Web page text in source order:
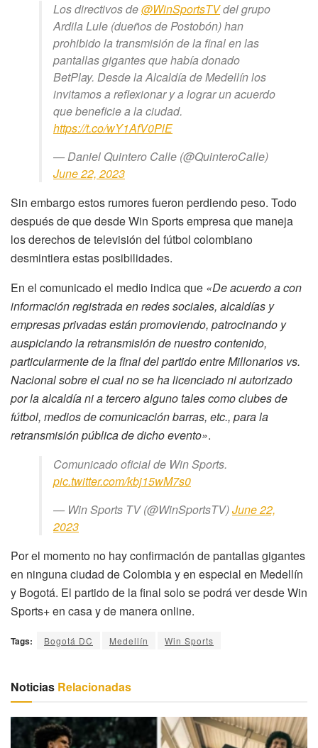
Los directivos de@WinSportsTVdel grupo
Ardila Lule (dueños de Postobón) han
prohibido la transmisión de la final en las
pantallas gigantes que había donado
BetPlay. Desde la Alcaldía de Medellín los
invitamos a reflexionar y a lograr un acuerdo
que beneficie a la ciudad.
https://t.co/wY1AfV0PlE
— Daniel Quintero Calle (@QuinteroCalle)
June 22, 2023
Sin embargo estos rumores fueron perdiendo peso. Todo
después de que desde Win Sports empresa que maneja
los derechos de televisión del fútbol colombiano
desmintiera estas posibilidades.
En el comunicado el medio indica que «De acuerdo a con
información registrada en redes sociales, alcaldías y
empresas privadas están promoviendo, patrocinando y
auspiciando la retransmisión de nuestro contenido,
particularmente de la final del partido entre Millonarios vs.
Nacional sobre el cual no se ha licenciado ni autorizado
por la alcaldía ni a tercero alguno tales como clubes de
fútbol, medios de comunicación barras, etc., para la
retransmisión pública de dicho evento».
Comunicado oficial de Win Sports.
pic.twitter.com/kbj15wM7s0
— Win Sports TV (@WinSportsTV)June 22,
2023
Por el momento no hay confirmación de pantallas gigantes
en ninguna ciudad de Colombia y en especial en Medellín
y Bogotá. El partido de la final solo se podrá ver desde Win
Sports+ en casa y de manera online.
Tags: Bogotá DC Medellín Win Sports
Noticias Relacionadas